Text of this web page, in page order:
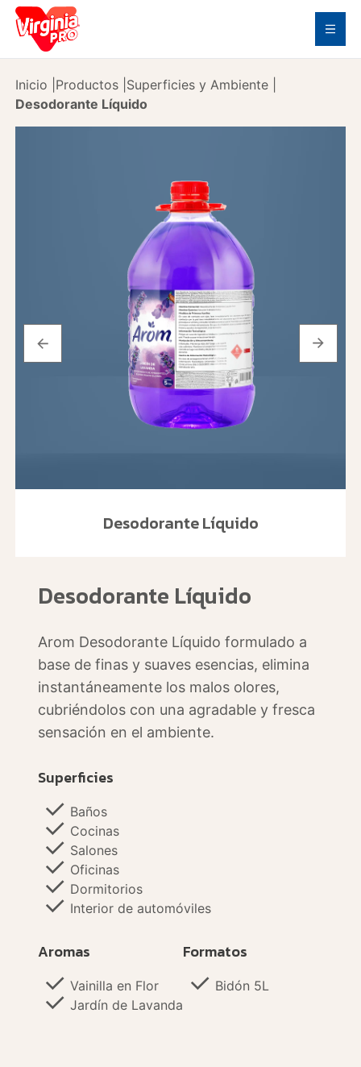
Inicio Productos Superficies y Ambiente
Desodorante Líquido
Desodorante Líquido
Desodorante Líquido
Arom Desodorante Líquido formulado a
base de finas y suaves esencias, elimina
instantáneamente los malos olores,
cubriéndolos con una agradable y fresca
sensación en el ambiente.
Superficies
Baños
Cocinas
Salones
Oficinas
Dormitorios
Interior de automóviles
Aromas
Vainilla en Flor
Jardín de Lavanda
Formatos
Bidón 5L